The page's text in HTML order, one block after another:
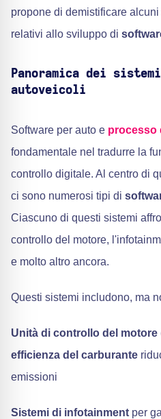
propone di demistificare
relativi allo sviluppo di
Panoramica dei
autoveicoli
Software per auto e processo
fondamentale nel tradurre la
controllo digitale. Al centro di
ci sono numerosi tipi di
Ciascuno di questi sistemi
controllo del motore,
e molto altro ancora.
Questi sistemi includono, ma
Unità di controllo del motore
efficienza del carburante
emissioni
Sistemi di infotainment per